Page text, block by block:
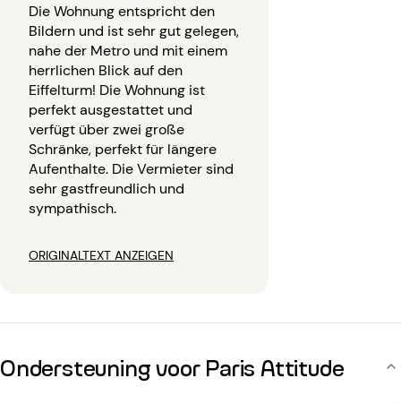
Die Wohnung entspricht den
Bildern und ist sehr gut gelegen,
nahe der Metro und mit einem
herrlichen Blick auf den
Eiffelturm! Die Wohnung ist
perfekt ausgestattet und
verfügt über zwei große
Schränke, perfekt für längere
Aufenthalte. Die Vermieter sind
sehr gastfreundlich und
sympathisch.
ORIGINALTEXT ANZEIGEN
Ondersteuning voor Paris Attitude